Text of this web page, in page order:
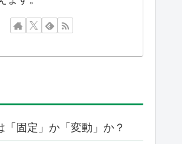
「固定」か「変動」か？